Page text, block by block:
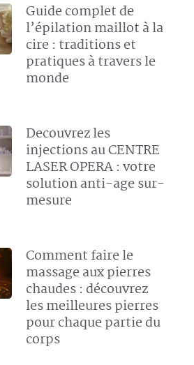
Guide complet de
l’épilation maillot à la
cire : traditions et
pratiques à travers le
monde
Decouvrez les
injections au CENTRE
LASER OPERA : votre
solution anti-age sur-
mesure
Comment faire le
massage aux pierres
chaudes : découvrez
les meilleures pierres
pour chaque partie du
corps